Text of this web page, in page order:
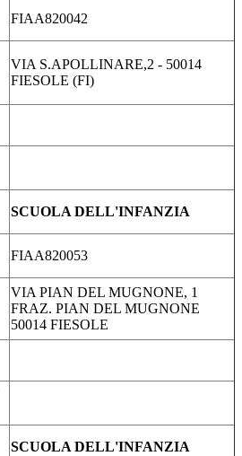
FIAA820042
VIA S.APOLLINARE,2 - 50014
FIESOLE (FI)
SCUOLA DELL'INFANZIA
FIAA820053
VIA PIAN DEL MUGNONE, 1
FRAZ. PIAN DEL MUGNONE
50014 FIESOLE
SCUOLA DELL'INFANZIA